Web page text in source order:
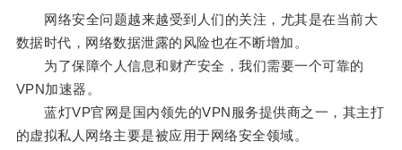
网络安全问题越来越受到人们的关注，尤其是在当前大
数据时代，网络数据泄露的风险也在不断增加。
为了保障个人信息和财产安全，我们需要一个可靠的
VPN加速器。
蓝灯VP官网是国内领先的VPN服务提供商之一，其主打
的虚拟私人网络主要是被应用于网络安全领域。